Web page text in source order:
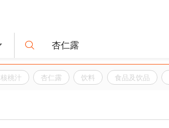
核桃汁 杏仁露 饮料 食品及饮品